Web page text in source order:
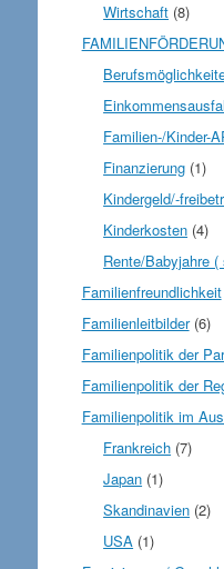
Wirtschaft (8)
Familien-/Kinder-
Finanzierung (1)
Kindergeld/-
Kinderkosten (4)
Rente/Babyjahre
Familienfreundlichkeit
Familienleitbilder(6)
Familienpolitik der
Familienpolitik der
Familienpolitik im
Frankreich (7)
Japan (1)
Skandinavien (2)
USA (1)